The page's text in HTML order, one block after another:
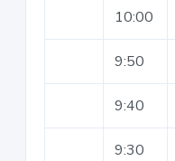
10:00
9:50
9:40
9:30